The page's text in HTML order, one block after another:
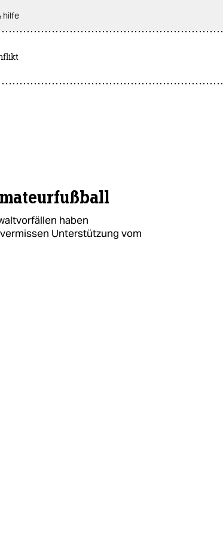
hilfe
haben
Unterstützung vom